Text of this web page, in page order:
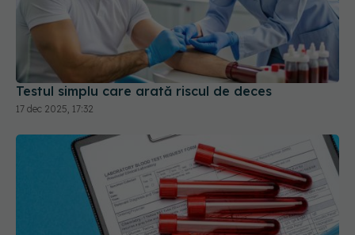
Testul simplu care arată riscul de deces
17 dec 2025, 17:32